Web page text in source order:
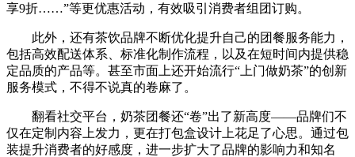
享9折……”等更优惠活动，有效吸引消费者组团订购。
此外，还有茶饮品牌不断优化提升自己的团餐服务能力，
包括高效配送体系、标准化制作流程，以及在短时间内提供稳
定品质的产品等。甚至市面上还开始流行“上门做奶茶”的创新
服务模式，不得不说真的卷麻了。
翻看社交平台，奶茶团餐还“卷”出了新高度——品牌们不
仅在定制内容上发力，更在打包盒设计上花足了心思。通过包
装提升消费者的好感度，进一步扩大了品牌的影响力和知名